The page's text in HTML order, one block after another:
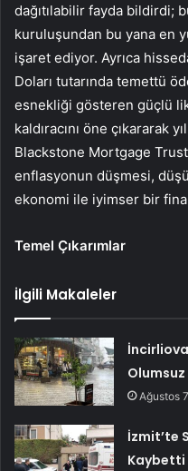
dağıtılabilir fayda bildirdi;
kuruluşundan bu yana en
işaret ediyor. Ayrıca
Doları tutarında temettü
esnekliği gösteren güçlü
kaldıracını öne çıkararak
Blackstone Mortgage
enflasyonun düşmesi,
ekonomi ile iyimser bir
Temel Çıkarımlar
İlgili Makaleler
Ağustos
İzmit’te
Kaybetti